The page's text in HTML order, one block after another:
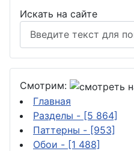
Искать на сайте
Смотрим:
Главная
Разделы - [5 864]
Паттерны - [953]
Обои - [1 488]